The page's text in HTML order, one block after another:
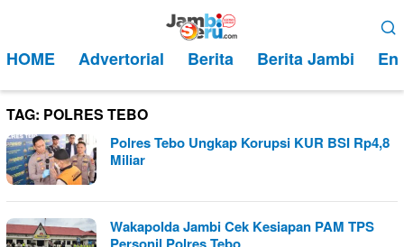
kontenMobile
HOME Advertorial Berita Berita Jambi
TAG: POLRES TEBO
Polres Tebo Ungkap Korupsi KUR BSI Rp4,8
Miliar
Wakapolda Jambi Cek Kesiapan PAM TPS